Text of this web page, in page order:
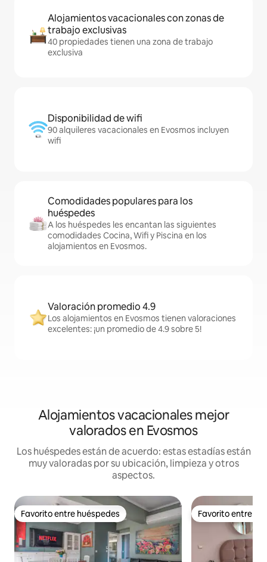
Alojamientos vacacionales con zonas de
trabajo exclusivas
40 propiedades tienen una zona de trabajo
exclusiva
Disponibilidad de wifi
90 alquileres vacacionales en Evosmos incluyen
wifi
Comodidades populares para los
huéspedes
A los huéspedes les encantan las siguientes
comodidades Cocina, Wifi y Piscina en los
alojamientos en Evosmos.
Valoración promedio 4.9
Los alojamientos en Evosmos tienen valoraciones
excelentes: ¡un promedio de 4.9 sobre 5!
Alojamientos vacacionales mejor
valorados en Evosmos
Los huéspedes están de acuerdo: estas estadías están
muy valoradas por su ubicación, limpieza y otros
aspectos.
Favorito entre huéspedes
Favorito entre huéspedes Favorito entre
Favorito entre